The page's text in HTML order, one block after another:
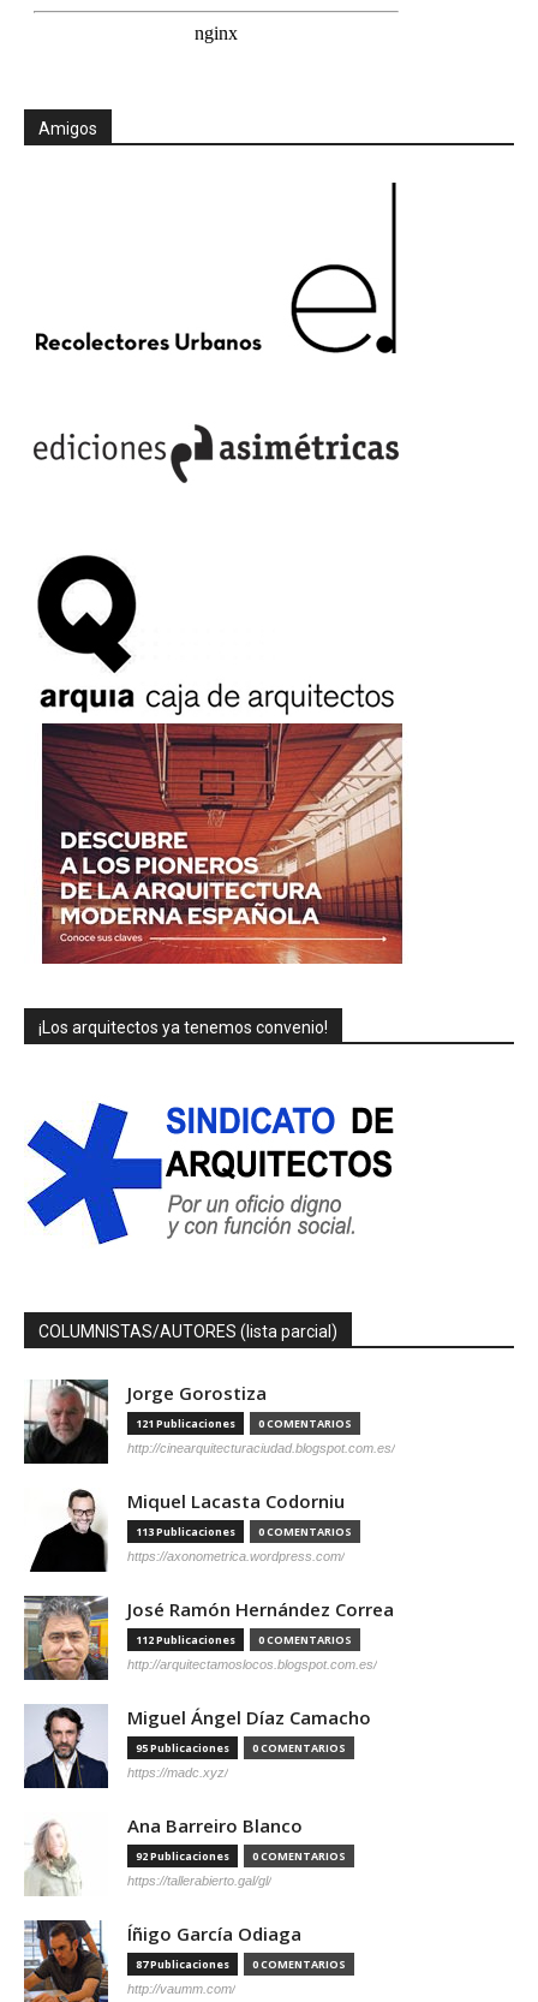
Amigos
¡Los arquitectos ya tenemos convenio!
COLUMNISTAS/AUTORES (lista parcial)
Jorge Gorostiza
121 Publicaciones 0 COMENTARIOS
http://cinearquitecturaciudad.blogspot.com.es/
Miquel Lacasta Codorniu
113 Publicaciones 0 COMENTARIOS
https://axonometrica.wordpress.com/
José Ramón Hernández Correa
112 Publicaciones 0 COMENTARIOS
http://arquitectamoslocos.blogspot.com.es/
Miguel Ángel Díaz Camacho
95 Publicaciones 0 COMENTARIOS
https://madc.xyz/
Ana Barreiro Blanco
92 Publicaciones 0 COMENTARIOS
https://tallerabierto.gal/gl/
Íñigo García Odiaga
87 Publicaciones 0 COMENTARIOS
http://vaumm.com/